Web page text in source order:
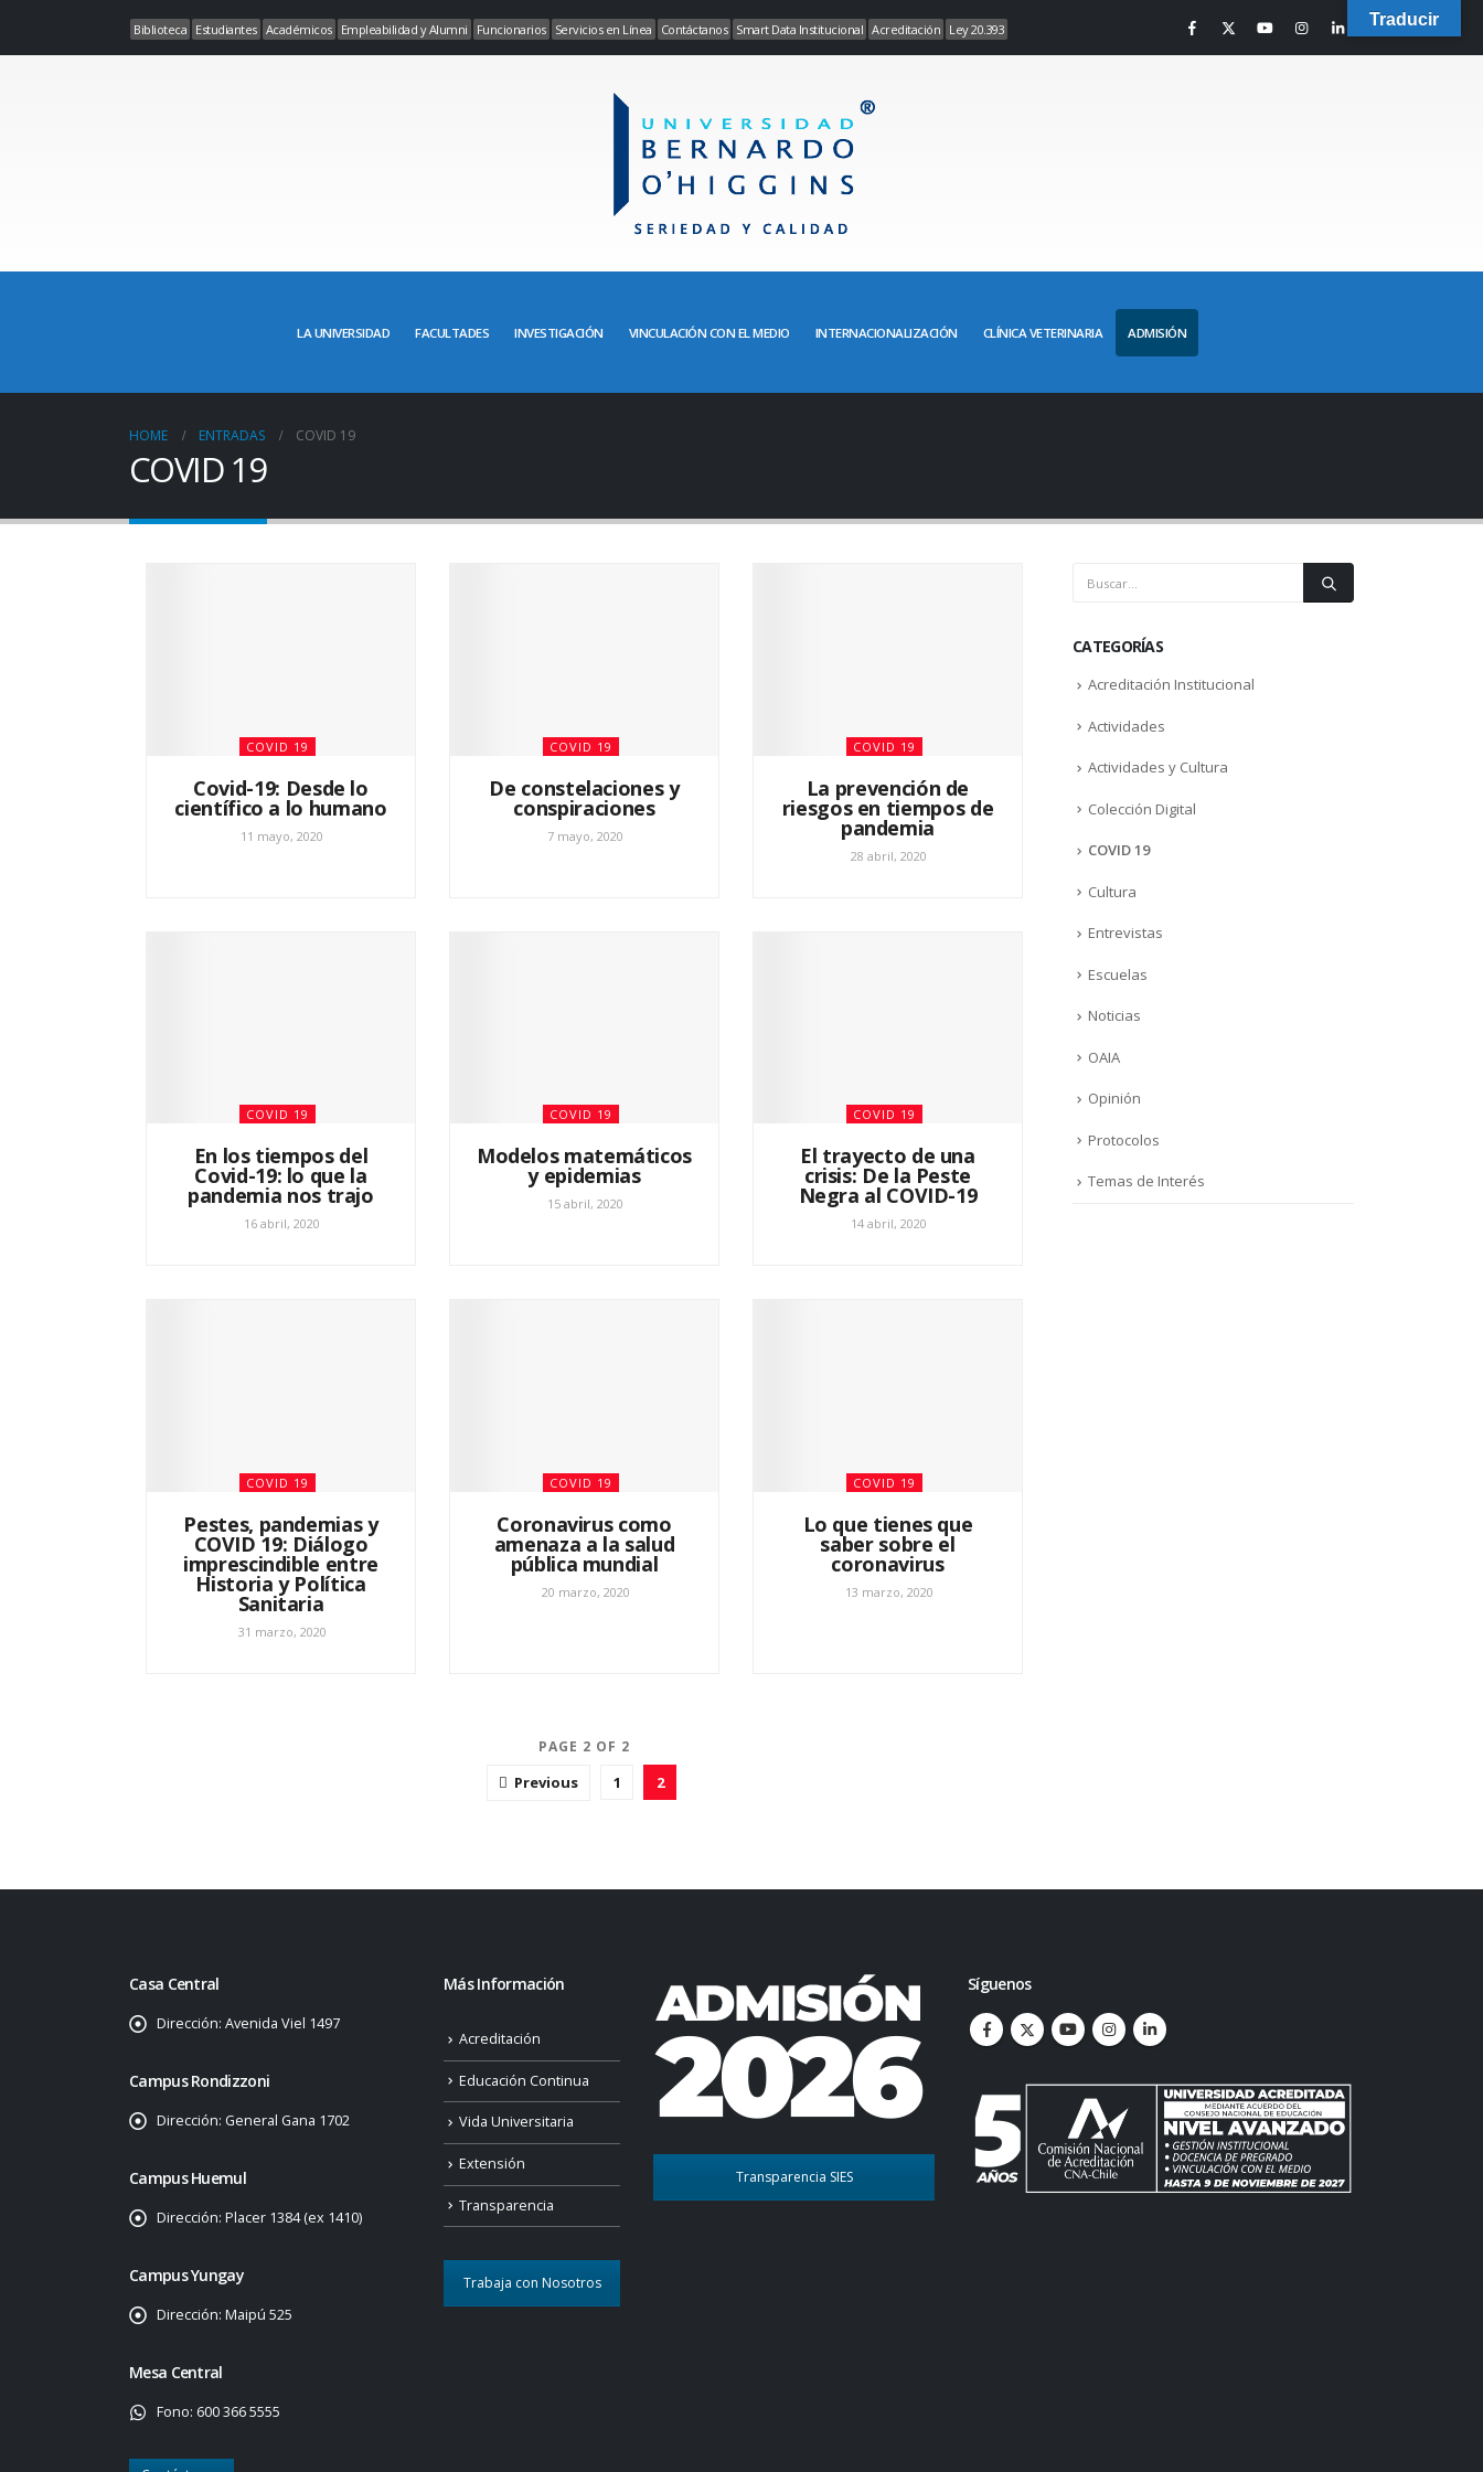
Biblioteca Estudiantes Académicos Empleabilidad y Alumni Funcionarios Servicios en Línea Contáctanos Smart Data Institucional Acreditación Ley 20.393
LA UNIVERSIDAD FACULTADES INVESTIGACIÓN VINCULACIÓN CON EL MEDIO INTERNACIONALIZACIÓN CLÍNICA VETERINARIA ADMISIÓN
HOME ENTRADAS COVID 19
COVID 19
COVID 19
Covid-19: Desde lo
científico a lo humano
11 mayo, 2020
COVID 19
De constelaciones y
conspiraciones
7 mayo, 2020
COVID 19
La prevención de
riesgos en tiempos de
pandemia
28 abril, 2020
COVID 19
En los tiempos del
Covid-19: lo que la
pandemia nos trajo
16 abril, 2020
COVID 19
Modelos matemáticos
y epidemias
15 abril, 2020
COVID 19
El trayecto de una
crisis: De la Peste
Negra al COVID-19
14 abril, 2020
COVID 19
Pestes, pandemias y
COVID 19: Diálogo
imprescindible entre
Historia y Política
Sanitaria
31 marzo, 2020
COVID 19
Coronavirus como
amenaza a la salud
pública mundial
20 marzo, 2020
COVID 19
Lo que tienes que
saber sobre el
coronavirus
13 marzo, 2020
PAGE 2 OF 2
Previous 1 2
CATEGORÍAS
Acreditación Institucional
Actividades
Actividades y Cultura
Colección Digital
COVID 19
Cultura
Entrevistas
Escuelas
Noticias
OAIA
Opinión
Protocolos
Temas de Interés
Casa Central
Dirección: Avenida Viel 1497
Campus Rondizzoni
Dirección: General Gana 1702
Campus Huemul
Dirección: Placer 1384 (ex 1410)
Campus Yungay
Dirección: Maipú 525
Mesa Central
Fono: 600 366 5555
Más Información
Acreditación
Educación Continua
Vida Universitaria
Extensión
Transparencia
Trabaja con Nosotros
Transparencia SIES
Síguenos
Traducir